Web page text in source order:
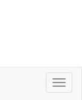
Меню